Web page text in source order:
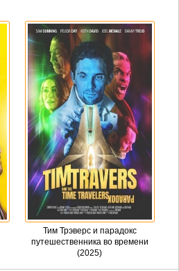
Тим Трэверс и парадокс
путешественника во времени
(2025)